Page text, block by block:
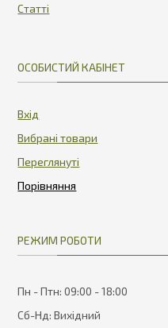
Статті
ОСОБИСТИЙ КАБІНЕТ
Вхід
Вибрані товари
Переглянуті
РЕЖИМ РОБОТИ
Пн - Птн: 09:00 - 18:00
Сб-Нд: Вихідний